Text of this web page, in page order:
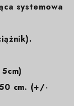
systemowa
cm. (+/-